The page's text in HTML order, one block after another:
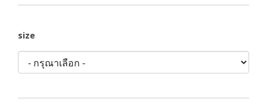
size